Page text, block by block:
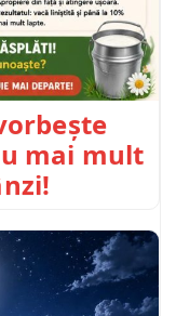
mai mult